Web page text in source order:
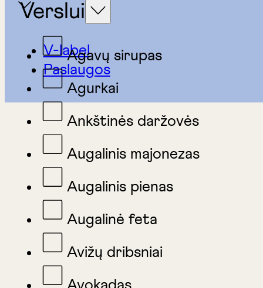
Verslui
V-label
Paslaugos
Agavų sirupas
Agurkai
Ankštinės daržovės
Augalinis majonezas
Augalinis pienas
Augalinė feta
Avižų dribsniai